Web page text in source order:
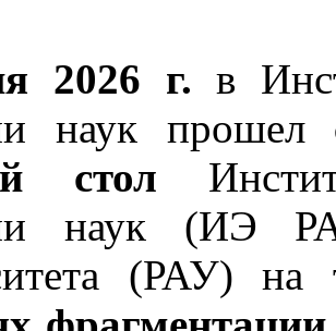
2026 г.в
наук прошел
стол
наук (ИЭ
(РАУ)